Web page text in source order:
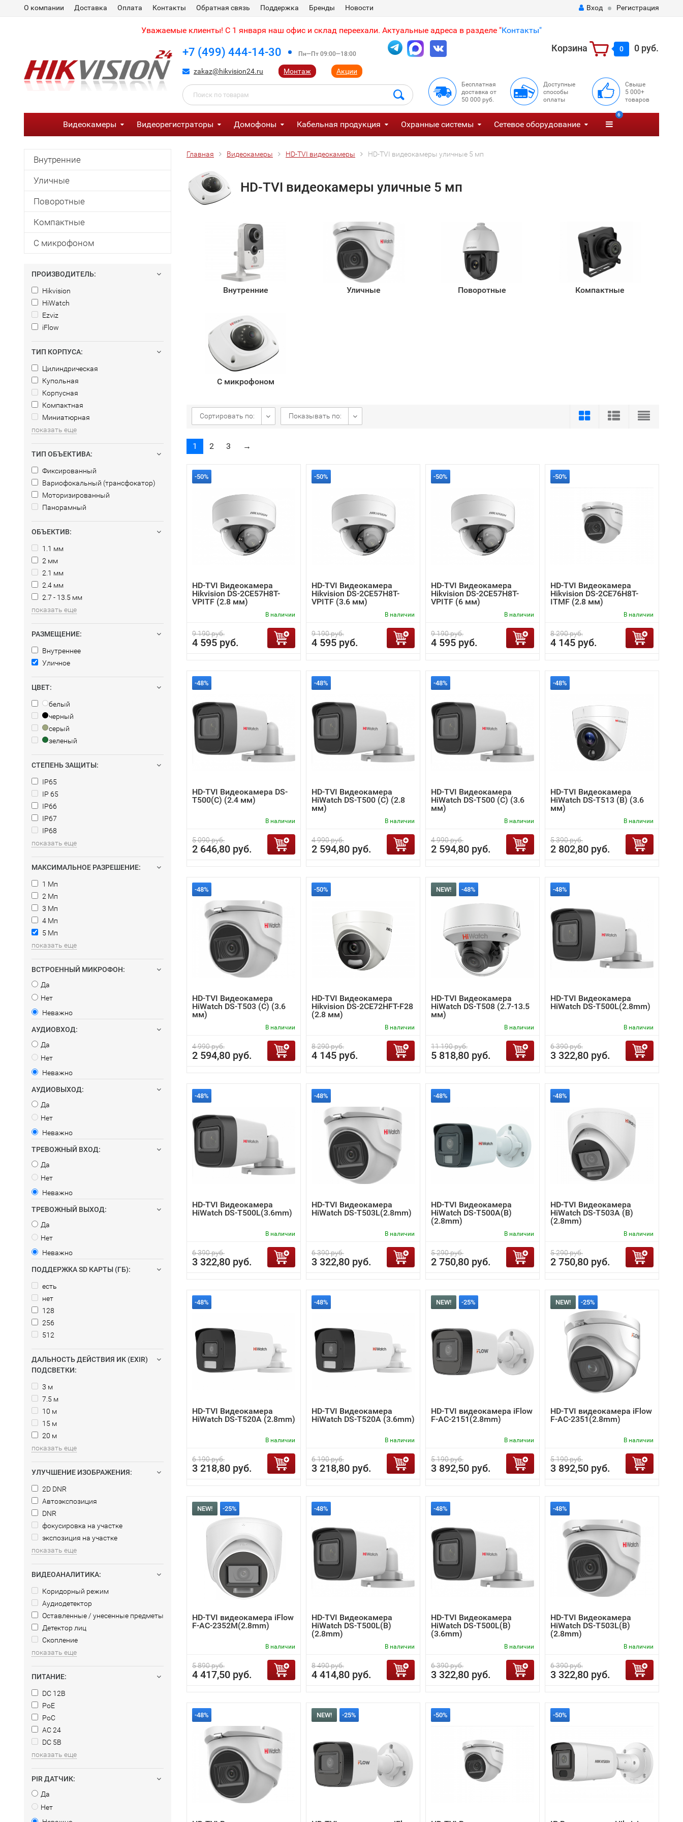
О компании Доставка Оплата Контакты Обратная связь Поддержка Бренды Новости Вход Регистрация
Уважаемые клиенты! С 1 января наш офис и склад переехали. Актуальные адреса в разделе "Контакты"
+7 (499) 444-14-30 Пн—Пт 09:00—18:00
zakaz@hikvision24.ru Монтаж Акции
Корзина 0 0 руб.
Бесплатная
доставка от
50 000 руб.
Доступные
способы
оплаты
Свыше
5 000+
товаров
Видеокамеры Видеорегистраторы Домофоны Кабельная продукция Охранные системы Сетевое оборудование
6
Внутренние
Уличные
Поворотные
Компактные
С микрофоном
ПРОИЗВОДИТЕЛЬ:
Hikvision
HiWatch
Ezviz
iFlow
ТИП КОРПУСА:
Цилиндрическая
Купольная
Корпусная
Компактная
Миниатюрная
показать еще
ТИП ОБЪЕКТИВА:
Фиксированный
Вариофокальный (трансфокатор)
Моторизированный
Панорамный
ОБЪЕКТИВ:
1.1 мм
2 мм
2.1 мм
2.4 мм
2.7 - 13.5 мм
показать еще
РАЗМЕЩЕНИЕ:
Внутреннее
Уличное
ЦВЕТ:
белый
черный
серый
зеленый
СТЕПЕНЬ ЗАЩИТЫ:
IP65
IP 65
IP66
IP67
IP68
показать еще
МАКСИМАЛЬНОЕ РАЗРЕШЕНИЕ:
1 Мп
2 Мп
3 Мп
4 Мп
5 Мп
показать еще
ВСТРОЕННЫЙ МИКРОФОН:
Да
Нет
Неважно
АУДИОВХОД:
Да
Нет
Неважно
АУДИОВЫХОД:
Да
Нет
Неважно
ТРЕВОЖНЫЙ ВХОД:
Да
Нет
Неважно
ТРЕВОЖНЫЙ ВЫХОД:
Да
Нет
Неважно
ПОДДЕРЖКА SD КАРТЫ (ГБ):
есть
нет
128
256
512
ДАЛЬНОСТЬ ДЕЙСТВИЯ ИК (EXIR)
ПОДСВЕТКИ:
3 м
7.5 м
10 м
15 м
20 м
показать еще
УЛУЧШЕНИЕ ИЗОБРАЖЕНИЯ:
2D DNR
Автоэкспозиция
DNR
фокусировка на участке
экспозиция на участке
показать еще
ВИДЕОАНАЛИТИКА:
Коридорный режим
Аудиодетектор
Оставленные / унесенные предметы
Детектор лиц
Скопление
показать еще
ПИТАНИЕ:
DC 12В
PoE
PoC
AC 24
DC 5В
показать еще
PIR ДАТЧИК:
Да
Нет
Главная Видеокамеры HD-TVI видеокамеры HD-TVI видеокамеры уличные 5 мп
HD-TVI видеокамеры уличные 5 мп
Внутренние Уличные Поворотные Компактные
С микрофоном
Сортировать по: Показывать по:
1 2 3 →
-50%
HD-TVI Видеокамера
Hikvision DS-2CE57H8T-
VPITF (2.8 мм)
В наличии
9 190 руб.
4 595 руб.
-50%
HD-TVI Видеокамера
Hikvision DS-2CE57H8T-
VPITF (3.6 мм)
В наличии
9 190 руб.
4 595 руб.
-50%
HD-TVI Видеокамера
Hikvision DS-2CE57H8T-
VPITF (6 мм)
В наличии
9 190 руб.
4 595 руб.
-50%
HD-TVI Видеокамера
Hikvision DS-2CE76H8T-
ITMF (2.8 мм)
В наличии
8 290 руб.
4 145 руб.
-48%
HD-TVI Видеокамера DS-
T500(С) (2.4 мм)
В наличии
5 090 руб.
2 646,80 руб.
-48%
HD-TVI Видеокамера
HiWatch DS-T500 (C) (2.8
мм)
В наличии
4 990 руб.
2 594,80 руб.
-48%
HD-TVI Видеокамера
HiWatch DS-T500 (C) (3.6
мм)
В наличии
4 990 руб.
2 594,80 руб.
-48%
HD-TVI Видеокамера
HiWatch DS-T513 (B) (3.6
мм)
В наличии
5 390 руб.
2 802,80 руб.
-48%
HD-TVI Видеокамера
HiWatch DS-T503 (C) (3.6
мм)
В наличии
4 990 руб.
2 594,80 руб.
-50%
HD-TVI Видеокамера
Hikvision DS-2CE72HFT-F28
(2.8 мм)
В наличии
8 290 руб.
4 145 руб.
NEW! -48%
HD-TVI Видеокамера
HiWatch DS-T508 (2.7-13.5
мм)
В наличии
11 190 руб.
5 818,80 руб.
-48%
HD-TVI Видеокамера
HiWatch DS-T500L(2.8mm)
В наличии
6 390 руб.
3 322,80 руб.
-48%
HD-TVI Видеокамера
HiWatch DS-T500L(3.6mm)
В наличии
6 390 руб.
3 322,80 руб.
-48%
HD-TVI Видеокамера
HiWatch DS-T503L(2.8mm)
В наличии
6 390 руб.
3 322,80 руб.
-48%
HD-TVI Видеокамера
HiWatch DS-T500A(B)
(2.8mm)
В наличии
5 290 руб.
2 750,80 руб.
-48%
HD-TVI Видеокамера
HiWatch DS-T503A (B)
(2.8mm)
В наличии
5 290 руб.
2 750,80 руб.
-48%
HD-TVI Видеокамера
HiWatch DS-T520A (2.8mm)
В наличии
6 190 руб.
3 218,80 руб.
-48%
HD-TVI Видеокамера
HiWatch DS-T520A (3.6mm)
В наличии
6 190 руб.
3 218,80 руб.
NEW! -25%
HD-TVI видеокамера iFlow
F-AC-2151(2.8mm)
В наличии
5 190 руб.
3 892,50 руб.
NEW! -25%
HD-TVI видеокамера iFlow
F-AC-2351(2.8mm)
В наличии
5 190 руб.
3 892,50 руб.
NEW! -25%
HD-TVI видеокамера iFlow
F-AC-2352M(2.8mm)
В наличии
5 890 руб.
4 417,50 руб.
-48%
HD-TVI Видеокамера
HiWatch DS-T500L(B)
(2.8mm)
В наличии
8 490 руб.
4 414,80 руб.
-48%
HD-TVI Видеокамера
HiWatch DS-T500L(B)
(3.6mm)
В наличии
6 390 руб.
3 322,80 руб.
-48%
HD-TVI Видеокамера
HiWatch DS-T503L(B)
(2.8mm)
В наличии
6 390 руб.
3 322,80 руб.
-48% NEW! -25% -50% -50%